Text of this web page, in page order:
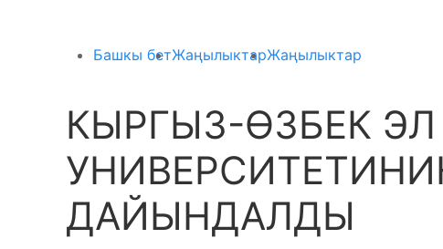
Башкы бетЖаңылыктарЖаңылыктар
КЫРГЫЗ-ӨЗБЕК ЭЛ
ДАЙЫНДАЛДЫ